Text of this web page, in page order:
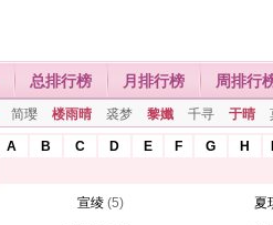
总排行榜 月排行榜 周排行
简璎 楼雨晴 裘梦 黎孅 千寻 于晴
A B C D E F G H
宣绫 (5)
夏